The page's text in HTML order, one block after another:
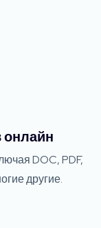
DOC, PDF,
другие.